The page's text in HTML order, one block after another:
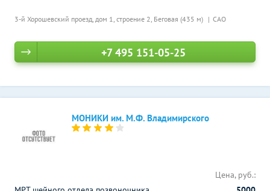
3-й Хорошевский проезд, дом 1, строение 2, Беговая (435 м) САО
+7 495 151-05-25
МОНИКИ им. М.Ф. Владимирского
Цена, руб.: